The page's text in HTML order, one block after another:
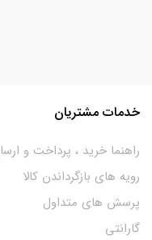
خدمات مشتریان
راهنما خرید ، پرداخت و
رویه های بازگرداندن کالا
پرسش های متداول
گارانتی